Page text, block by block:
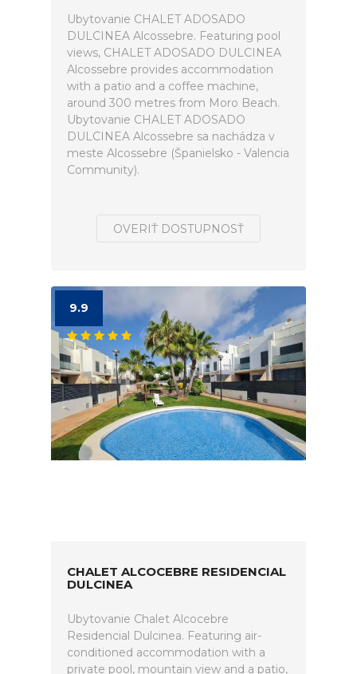
Ubytovanie CHALET ADOSADO
DULCINEA Alcossebre. Featuring pool
views, CHALET ADOSADO DULCINEA
Alcossebre provides accommodation
with a patio and a coffee machine,
around 300 metres from Moro Beach.
Ubytovanie CHALET ADOSADO
DULCINEA Alcossebre sa nachádza v
meste Alcossebre (Španielsko - Valencia
Community).
OVERIŤ DOSTUPNOSŤ
9.9
CHALET ALCOCEBRE RESIDENCIAL
DULCINEA
Ubytovanie Chalet Alcocebre
Residencial Dulcinea. Featuring air-
conditioned accommodation with a
private pool, mountain view and a patio,